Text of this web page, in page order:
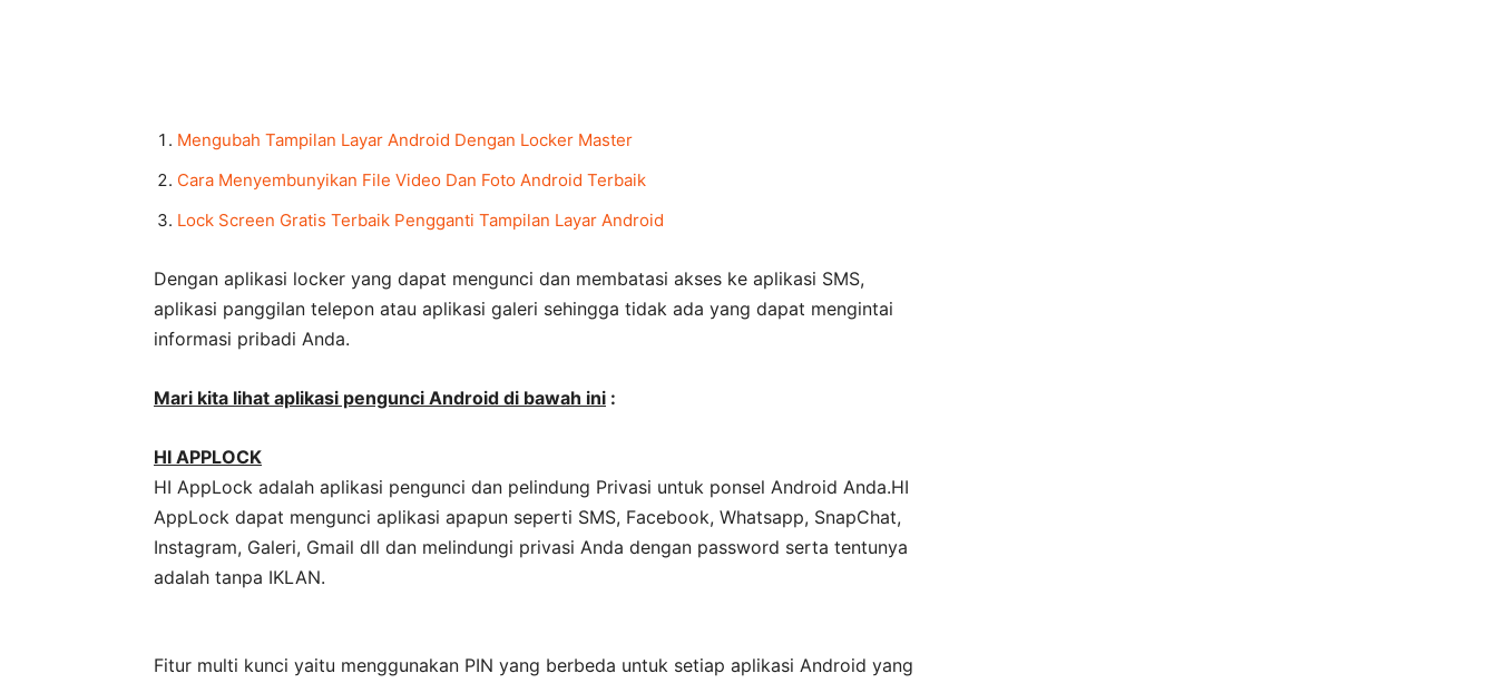
Mengubah Tampilan Layar Android Dengan Locker Master
Cara Menyembunyikan File Video Dan Foto Android Terbaik
Lock Screen Gratis Terbaik Pengganti Tampilan Layar Android
Dengan aplikasi locker yang dapat mengunci dan membatasi akses ke aplikasi SMS,
aplikasi panggilan telepon atau aplikasi galeri sehingga tidak ada yang dapat mengintai
informasi pribadi Anda.
Mari kita lihat aplikasi pengunci Android di bawah ini :
HI APPLOCK
HI AppLock adalah aplikasi pengunci dan pelindung Privasi untuk ponsel Android Anda.HI
AppLock dapat mengunci aplikasi apapun seperti SMS, Facebook, Whatsapp, SnapChat,
Instagram, Galeri, Gmail dll dan melindungi privasi Anda dengan password serta tentunya
adalah tanpa IKLAN.
Fitur multi kunci yaitu menggunakan PIN yang berbeda untuk setiap aplikasi Android yang